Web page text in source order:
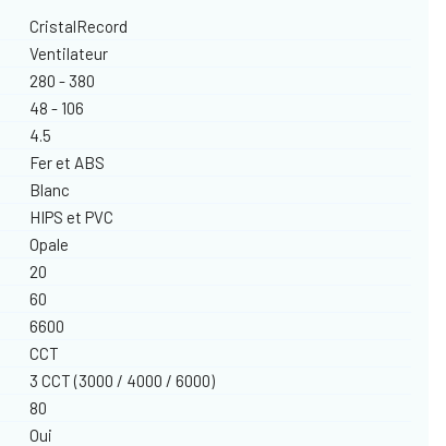
CristalRecord
Ventilateur
280 - 380
48 - 106
4.5
Fer et ABS
Blanc
HIPS et PVC
Opale
20
60
6600
CCT
3 CCT (3000 / 4000 / 6000)
80
Oui